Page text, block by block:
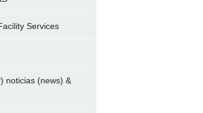
Services
noticias (news) &